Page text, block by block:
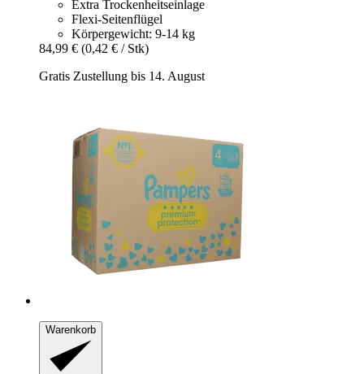
Extra Trockenheitseinlage
Flexi-Seitenflügel
Körpergewicht: 9-14 kg
84,99 € (0,42 € / Stk)
Gratis Zustellung bis 14. August
Warenkorb